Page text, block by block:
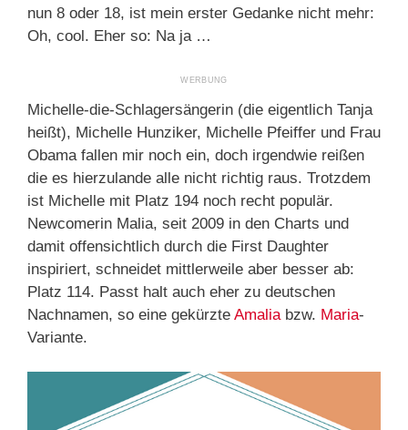
nun 8 oder 18, ist mein erster Gedanke nicht mehr:
Oh, cool. Eher so: Na ja …
Michelle-die-Schlagersängerin (die eigentlich Tanja
heißt), Michelle Hunziker, Michelle Pfeiffer und Frau
Obama fallen mir noch ein, doch irgendwie reißen
die es hierzulande alle nicht richtig raus. Trotzdem
ist Michelle mit Platz 194 noch recht populär.
Newcomerin Malia, seit 2009 in den Charts und
damit offensichtlich durch die First Daughter
inspiriert, schneidet mittlerweile aber besser ab:
Platz 114. Passt halt auch eher zu deutschen
Nachnamen, so eine gekürzte Amalia bzw. Maria-
Variante.